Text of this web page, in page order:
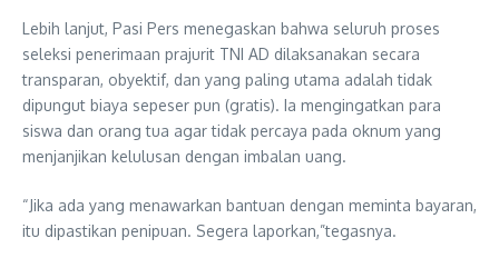
Lebih lanjut, Pasi Pers menegaskan bahwa seluruh proses
seleksi penerimaan prajurit TNI AD dilaksanakan secara
transparan, obyektif, dan yang paling utama adalah tidak
dipungut biaya sepeser pun (gratis). Ia mengingatkan para
siswa dan orang tua agar tidak percaya pada oknum yang
menjanjikan kelulusan dengan imbalan uang.
“Jika ada yang menawarkan bantuan dengan meminta bayaran,
itu dipastikan penipuan. Segera laporkan,”tegasnya.